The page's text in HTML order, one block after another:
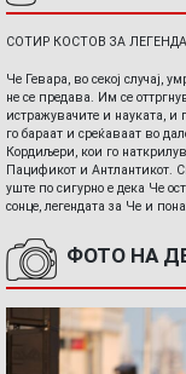
СОТИР КОСТОВ ЗА
Че Гевара, во секој случај,
не се предава. Им се
истражувачите и науката, и
го бараат и среќаваат во
Кордиљери, кои го
Пацификот и Антлантикот.
уште по сигурно е дека Че
сонце, легендата за Че и
ФОТО НА